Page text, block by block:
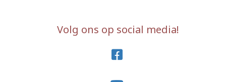
Volg ons op social media!